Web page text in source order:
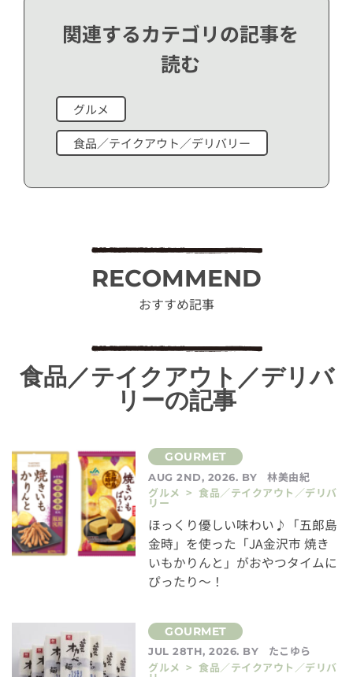
関連するカテゴリの記事を
読む
グルメ
食品／テイクアウト／デリバリー
RECOMMEND
おすすめ記事
食品／テイクアウト／デリバ
リーの記事
AUG 2ND, 2026. BY
林美由紀
グルメ > 食品／テイクアウト／デリバ
リー
ほっくり優しい味わい♪「五郎島
金時」を使った「JA金沢市 焼き
いもかりんと」がおやつタイムに
ぴったり～！
JUL 28TH, 2026. BY
たこゆら
グルメ > 食品／テイクアウト／デリバ